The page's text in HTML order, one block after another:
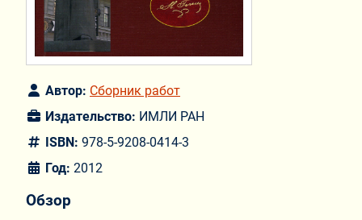
Автор: Сборник работ
Издательство: ИМЛИ РАН
ISBN: 978-5-9208-0414-3
Год: 2012
Обзор